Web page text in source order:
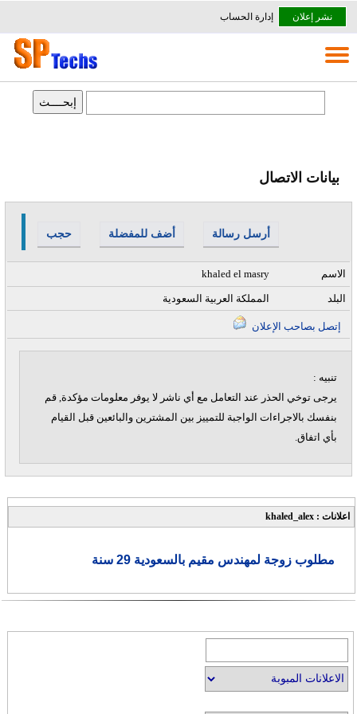
نشر إعلان إدارة الحساب
بيانات الاتصال
حجب أضف للمفضلة أرسل رسالة
khaled el masry الاسم
المملكة العربية السعودية البلد
تنبيه :
يرجى توخي الحذر عند التعامل مع أي ناشر لا يوفر معلومات مؤكدة, قم
بنفسك بالاجراءات الواجبة للتمييز بين المشترين والبائعين قبل القيام
بأي اتفاق.
اعلانات : khaled_alex
مطلوب زوجة لمهندس مقيم بالسعودية 29 سنة